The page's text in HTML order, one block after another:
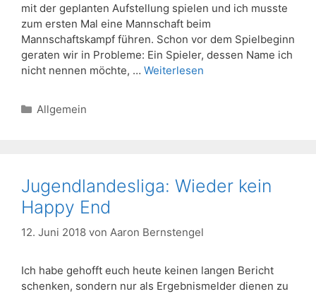
mit der geplanten Aufstellung spielen und ich musste
zum ersten Mal eine Mannschaft beim
Mannschaftskampf führen. Schon vor dem Spielbeginn
geraten wir in Probleme: Ein Spieler, dessen Name ich
nicht nennen möchte, … Weiterlesen
Kategorien
Allgemein
Jugendlandesliga: Wieder kein
Happy End
12. Juni 2018 von Aaron Bernstengel
Ich habe gehofft euch heute keinen langen Bericht
schenken, sondern nur als Ergebnismelder dienen zu